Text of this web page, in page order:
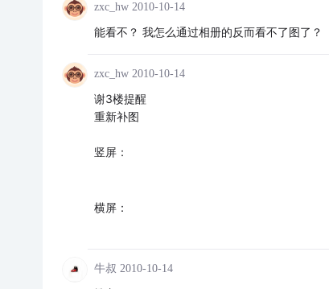
zxc_hw 2010-10-14
能看不？ 我怎么通过相册的反而看不了图了？
zxc_hw 2010-10-14
谢3楼提醒
重新补图
竖屏：
横屏：
牛叔 2010-10-14